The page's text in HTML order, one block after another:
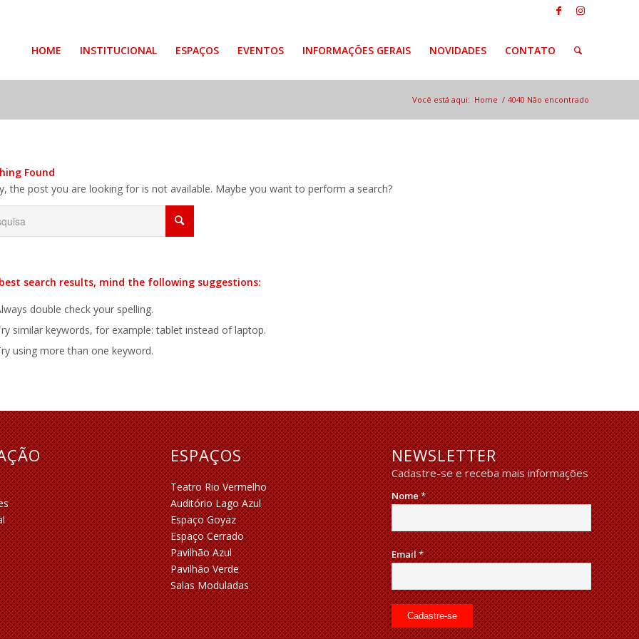
HOME INSTITUCIONAL ESPAÇOS EVENTOS INFORMAÇÕES GERAIS NOVIDADES CONTATO
Você está aqui: Home / 4040 Não encontrado
Found
the post you are looking for is not available. Maybe you want to perform a search?
search results, mind the following suggestions:
double check your spelling.
similar keywords, for example: tablet instead of laptop.
using more than one keyword.
ESPAÇOS
Teatro Rio Vermelho
Auditório Lago Azul
Espaço Goyaz
Espaço Cerrado
Pavilhão Azul
Pavilhão Verde
Salas Moduladas
NEWSLETTER
Cadastre-se e receba mais informações
Nome*
Email*